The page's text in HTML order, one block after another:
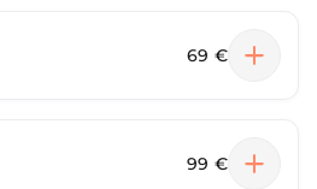
69 €
99 €